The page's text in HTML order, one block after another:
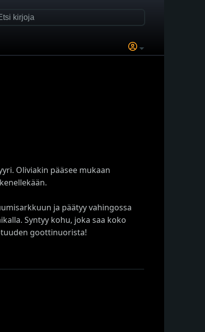
Oliviakin pääsee mukaan
ja päätyy vahingossa
Syntyy kohu, joka saa koko
goottinuorista!